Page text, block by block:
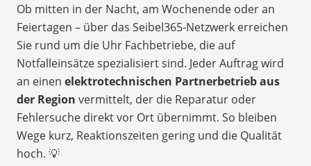
Ob mitten in der Nacht, am Wochenende oder an
Feiertagen – über das Seibel365-Netzwerk erreichen
Sie rund um die Uhr Fachbetriebe, die auf
Notfalleinsätze spezialisiert sind. Jeder Auftrag wird
an einen elektrotechnischen Partnerbetrieb aus
der Region vermittelt, der die Reparatur oder
Fehlersuche direkt vor Ort übernimmt. So bleiben
Wege kurz, Reaktionszeiten gering und die Qualität
hoch. 💡